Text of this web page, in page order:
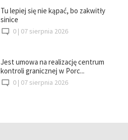
Tu lepiej się nie kąpać, bo zakwitły
sinice
0 | 07 sierpnia 2026
Jest umowa na realizację centrum
kontroli granicznej w Porc...
0 | 07 sierpnia 2026